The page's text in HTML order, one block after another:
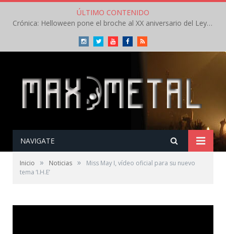
ÚLTIMO CONTENIDO
Crónica: Helloween pone el broche al XX aniversario del Leyendas del Rock – Sábado – Agosto 2026
InstagramTwitterYoutubeFacebookRSS
NAVIGATE
Inicio » Noticias »
Miss May I, vídeo oficial para su nuevo
tema ‘I.H.E’